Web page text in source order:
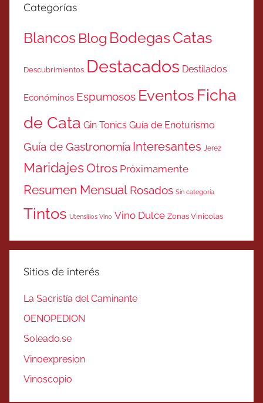
Categorías
Blancos Blog BodegasCatas
Descubrimientos Destacados Destilados
Económinos Espumosos Eventos Ficha
de Cata Gin Tonics Guía de Enoturismo
Guía de Gastronomía Interesantes Jerez
MaridajesOtros Próximamente
Resumen Mensual Rosados Sin categoría
Tintos Utensilios Vino Vino Dulce Zonas Vinicolas
Sitios de interés
La Sacristía del Caminante
OENOPEDION
Soleado.se
Vinoexpresion
Vinoscopio